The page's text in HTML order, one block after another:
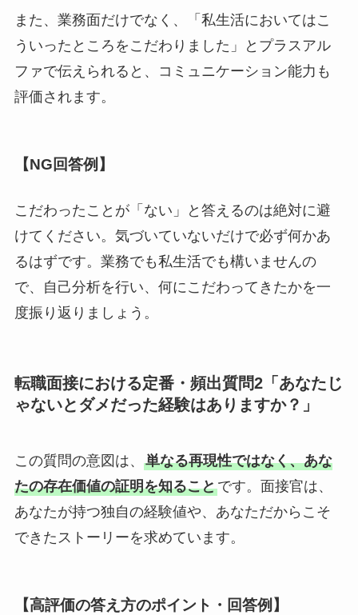
また、業務面だけでなく、「私生活においてはこ
ういったところをこだわりました」とプラスアル
ファで伝えられると、コミュニケーション能力も
評価されます。
【NG回答例】
こだわったことが「ない」と答えるのは絶対に避
けてください。気づいていないだけで必ず何かあ
るはずです。業務でも私生活でも構いませんの
で、自己分析を行い、何にこだわってきたかを一
度振り返りましょう。
転職面接における定番・頻出質問2「あなたじ
ゃないとダメだった経験はありますか？」
この質問の意図は、 単なる再現性ではなく、あな
たの存在価値の証明を知ることです。面接官は、
あなたが持つ独自の経験値や、あなただからこそ
できたストーリーを求めています。
【高評価の答え方のポイント・回答例】